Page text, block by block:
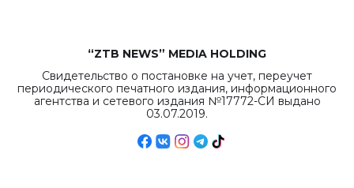
“ZTB NEWS” MEDIA HOLDING
Свидетельство о постановке на учет, переучет
периодического печатного издания, информационного
агентства и сетевого издания №17772-СИ выдано
03.07.2019.